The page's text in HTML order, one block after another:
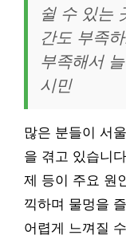
쉴 수 있는
간도 부족
부족해서
시민
많은 분들이 서
을 겪고 있습니
제 등이 주요 원
끽하며 물멍을
어렵게 느껴질